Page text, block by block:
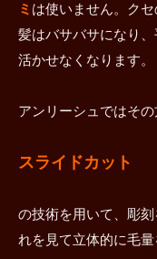
ミ は使いません。ク
髪はバサバサになり
活かせなくなります。
アンリーシュではそ
スライドカット
の技術を用いて、彫
れを見て立体的に毛量